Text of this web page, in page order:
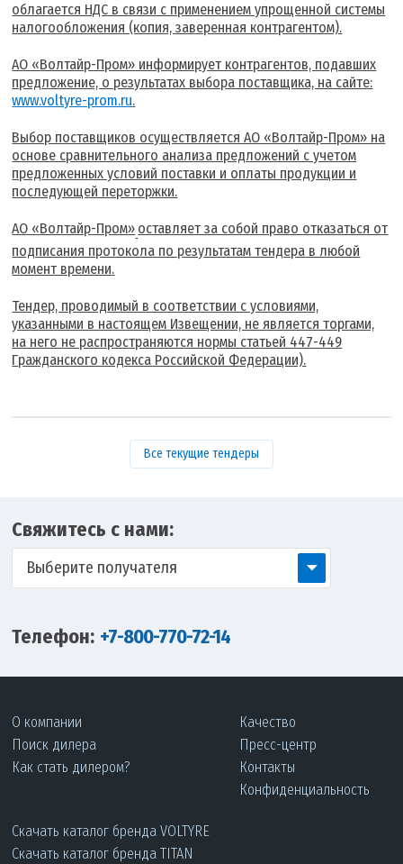
облагается НДС в связи с применением упрощенной системы
налогообложения (копия, заверенная контрагентом).
АО «Волтайр-Пром» информирует контрагентов, подавших
предложение, о результатах выбора поставщика, на сайте:
www.voltyre-prom.ru.
Выбор поставщиков осуществляется АО «Волтайр-Пром» на
основе сравнительного анализа предложений с учетом
предложенных условий поставки и оплаты продукции и
последующей переторжки.
АО «Волтайр-Пром» оставляет за собой право отказаться от
подписания протокола по результатам тендера в любой
момент времени.
Тендер, проводимый в соответствии с условиями,
указанными в настоящем Извещении, не является торгами,
на него не распространяются нормы статьей 447-449
Гражданского кодекса Российской Федерации).
Все текущие тендеры
Свяжитесь с нами:
Выберите получателя
Телефон: +7-800-770-72-14
О компании
Поиск дилера
Как стать дилером?
Качество
Пресс-центр
Контакты
Конфиденциальность
Скачать каталог бренда VOLTYRE
Скачать каталог бренда TITAN